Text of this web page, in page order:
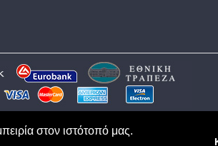
στον ιστότοπό μας.